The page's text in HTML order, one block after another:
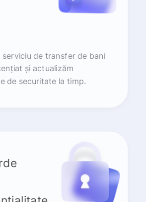
serviciu de transfer de bani
și actualizăm
de securitate la timp.